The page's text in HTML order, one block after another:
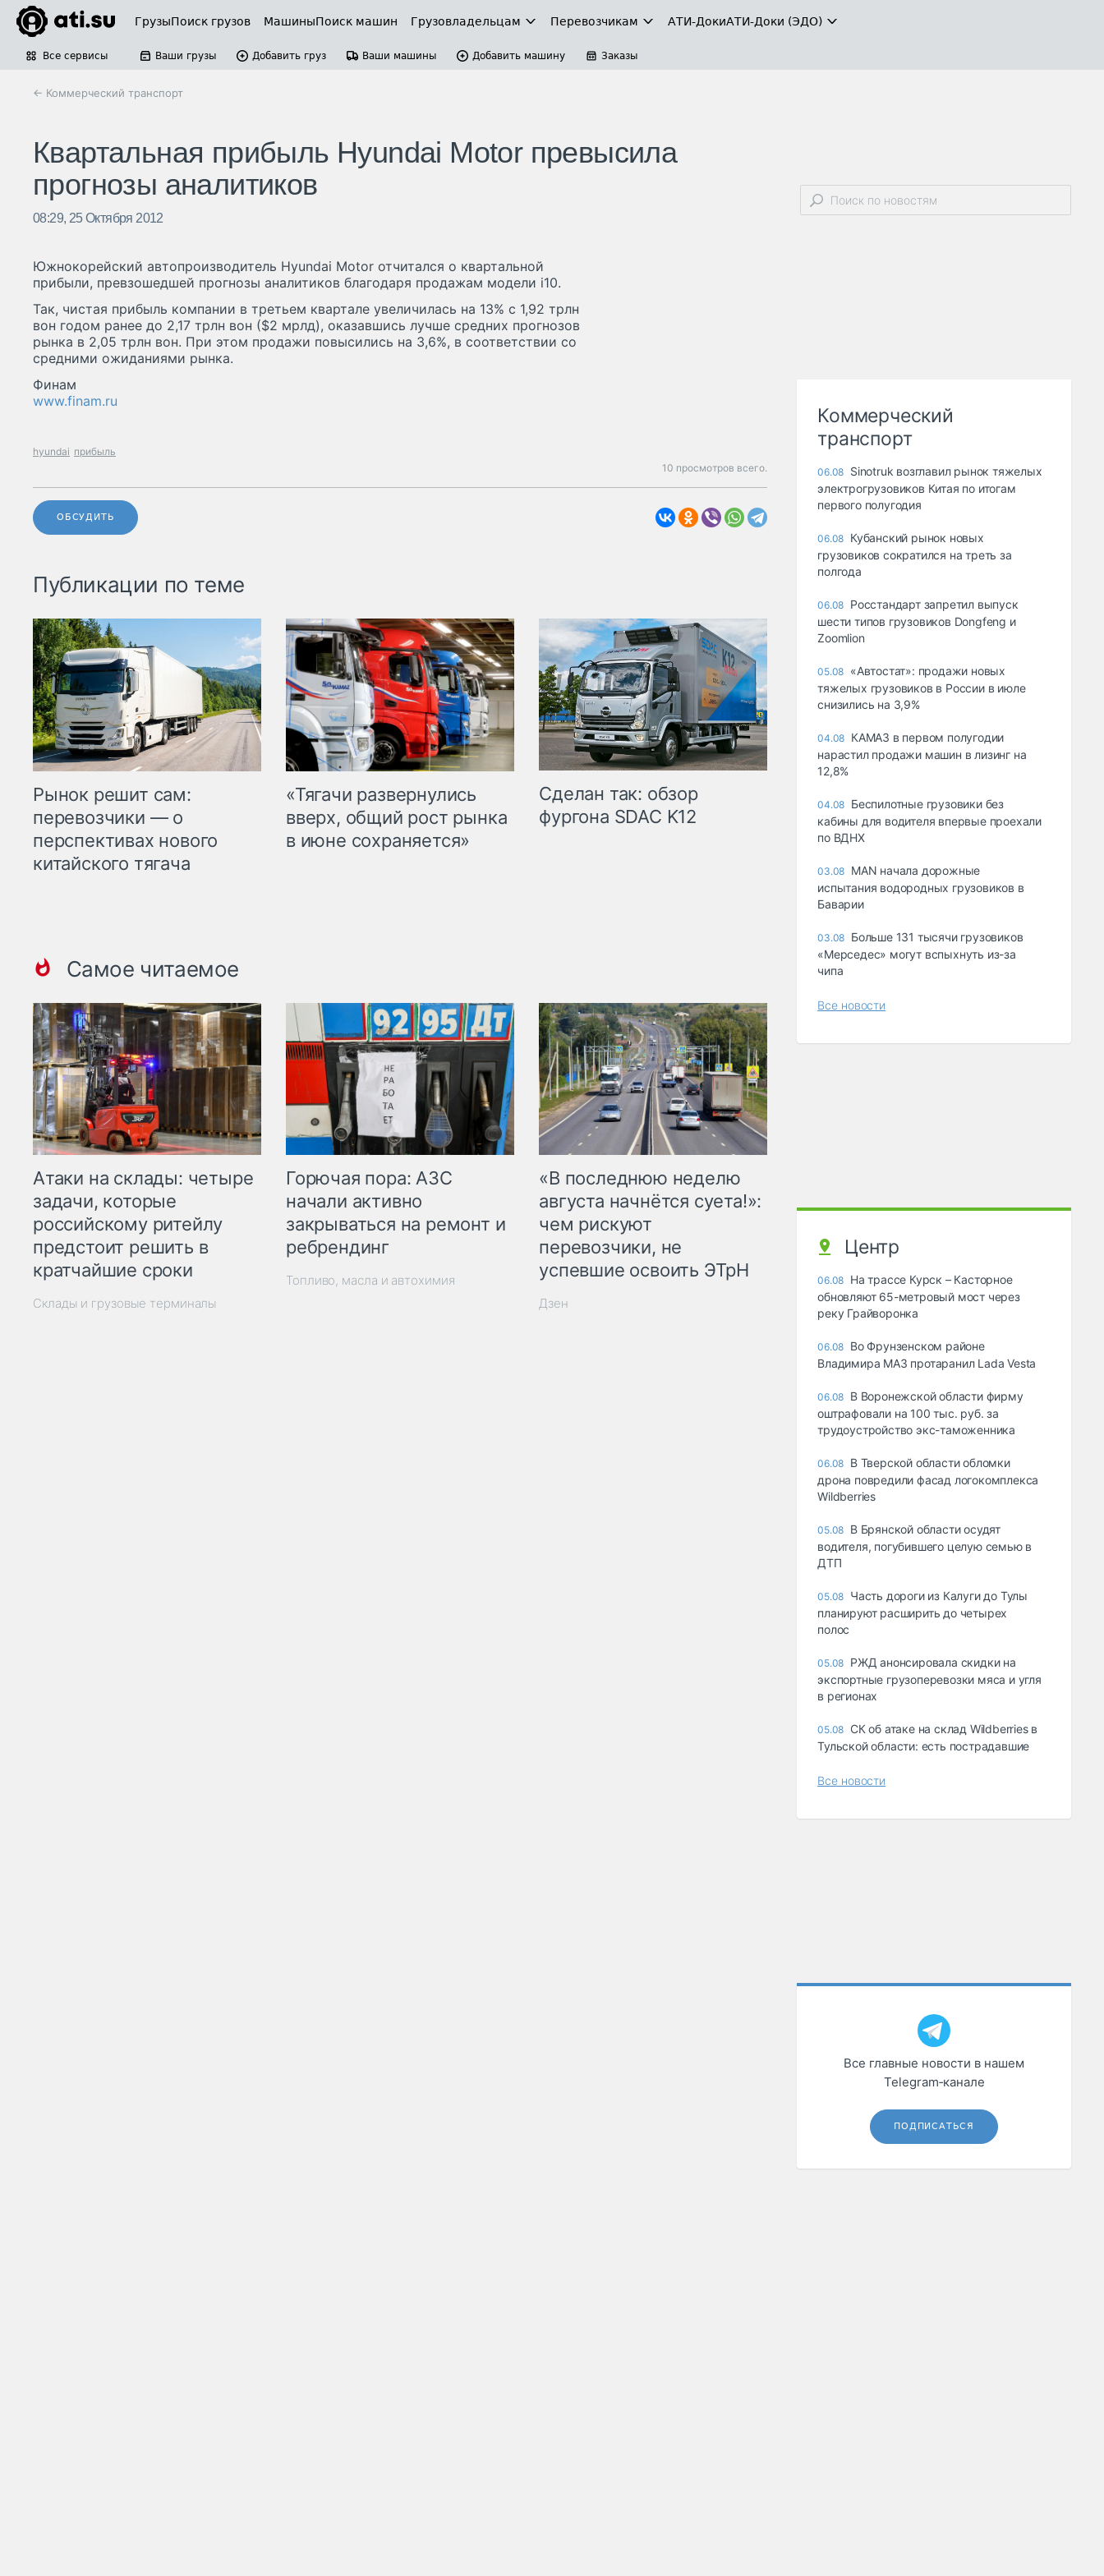
ГрузыПоиск грузов МашиныПоиск машин Грузовладельцам Перевозчикам АТИ-ДокиАТИ-Доки (ЭДО)
Все сервисы Ваши грузы Добавить груз Ваши машины Добавить машину Заказы
← Коммерческий транспорт
Квартальная прибыль Hyundai Motor превысила
прогнозы аналитиков
08:29, 25 Октября 2012
Южнокорейский автопроизводитель Hyundai Motor отчитался о квартальной
прибыли, превзошедшей прогнозы аналитиков благодаря продажам модели i10.
Так, чистая прибыль компании в третьем квартале увеличилась на 13% с 1,92 трлн
вон годом ранее до 2,17 трлн вон ($2 мрлд), оказавшись лучше средних прогнозов
рынка в 2,05 трлн вон. При этом продажи повысились на 3,6%, в соответствии со
средними ожиданиями рынка.
Финам
www.finam.ru
hyundai прибыль
10 просмотров всего.
ОБСУДИТЬ
Публикации по теме
Рынок решит сам:
перевозчики — о
перспективах нового
китайского тягача
«Тягачи развернулись
вверх, общий рост рынка
в июне сохраняется»
Сделан так: обзор
фургона SDAC K12
Самое читаемое
Атаки на склады: четыре
задачи, которые
российскому ритейлу
предстоит решить в
кратчайшие сроки
Склады и грузовые терминалы
Горючая пора: АЗС
начали активно
закрываться на ремонт и
ребрендинг
Топливо, масла и автохимия
«В последнюю неделю
августа начнётся суета!»:
чем рискуют
перевозчики, не
успевшие освоить ЭТрН
Дзен
Коммерческий
транспорт
06.08 Sinotruk возглавил рынок тяжелых
электрогрузовиков Китая по итогам
первого полугодия
06.08 Кубанский рынок новых
грузовиков сократился на треть за
полгода
06.08 Росстандарт запретил выпуск
шести типов грузовиков Dongfeng и
Zoomlion
05.08 «Автостат»: продажи новых
тяжелых грузовиков в России в июле
снизились на 3,9%
04.08 КАМАЗ в первом полугодии
нарастил продажи машин в лизинг на
12,8%
04.08 Беспилотные грузовики без
кабины для водителя впервые проехали
по ВДНХ
03.08 MAN начала дорожные
испытания водородных грузовиков в
Баварии
03.08 Больше 131 тысячи грузовиков
«Мерседес» могут вспыхнуть из-за
чипа
Все новости
Центр
06.08 На трассе Курск – Касторное
обновляют 65-метровый мост через
реку Грайворонка
06.08 Во Фрунзенском районе
Владимира МАЗ протаранил Lada Vesta
06.08 В Воронежской области фирму
оштрафовали на 100 тыс. руб. за
трудоустройство экс-таможенника
06.08 В Тверской области обломки
дрона повредили фасад логокомплекса
Wildberries
05.08 В Брянской области осудят
водителя, погубившего целую семью в
ДТП
05.08 Часть дороги из Калуги до Тулы
планируют расширить до четырех
полос
05.08 РЖД анонсировала скидки на
экспортные грузоперевозки мяса и угля
в регионах
05.08 СК об атаке на склад Wildberries в
Тульской области: есть пострадавшие
Все новости
Все главные новости в нашем
Telegram‑канале
ПОДПИСАТЬСЯ